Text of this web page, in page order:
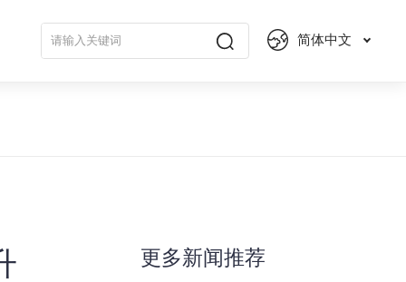
简体中文
更多新闻推荐